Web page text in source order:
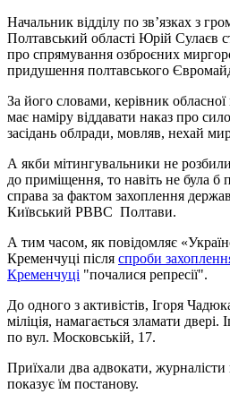
Начальник відділу по зв’язках з
Полтавський області Юрій Сулаєв
про спрямування озброєних
придушення полтавського
За його словами, керівник
має наміру віддавати наказ про
засідань облради, мовляв, нехай
А якби мітингувальники не
до приміщення, то навіть не була б
справа за фактом захоплення
Київський РВВС Полтави.
А тим часом, як повідомляє
Кременчуці після спроби
Кременчуці "почалися репресії".
До одного з активістів, Ігоря
міліція, намагається зламати двері.
по вул. Московській, 17.
Приїхали два адвокати, журналісти
показує їм постанову.